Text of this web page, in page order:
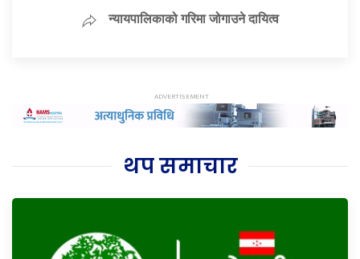
न्यायपालिकाको गरिमा जोगाउने दायित्व
थप समाचार